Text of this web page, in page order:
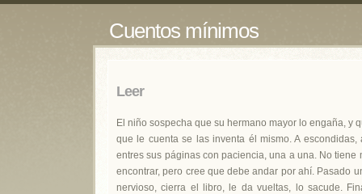
Cuentos mínimos
Leer
El niño sospecha que su hermano mayor lo engaña, y
que le cuenta se las inventa él mismo. A
entres sus páginas con paciencia, una a una. No tiene
encontrar, pero cree que debe andar por ahí. Pasado
nervioso, cierra el libro, le da vueltas, lo sacude.